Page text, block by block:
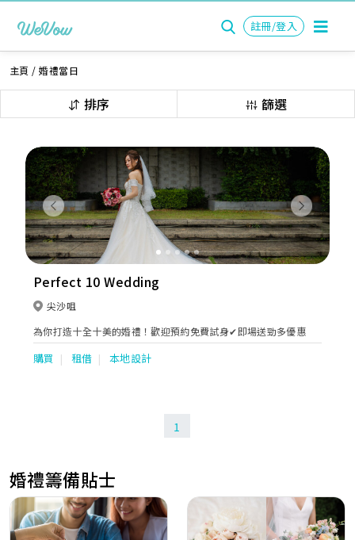
註冊/登入
主頁 /婚禮當日
排序 篩選
Previous Next
Perfect 10 Wedding
尖沙咀
為你打造十全十美的婚禮！歡迎預約免費試身✔即場送勁多優惠
購買 租借 本地設計
1
婚禮籌備貼士